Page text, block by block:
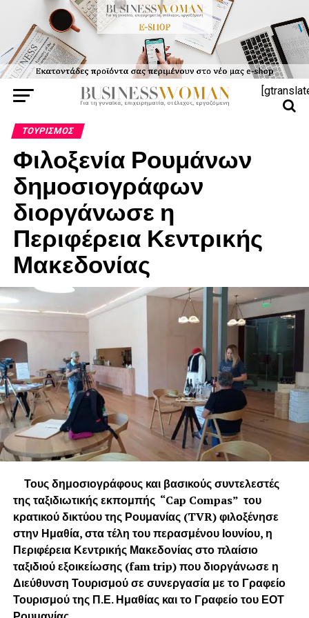
ΤΟΥΡΙΣΜΌΣ
Φιλοξενία Ρουμάνων
δημοσιογράφων
διοργάνωσε η
Περιφέρεια Κεντρικής
Μακεδονίας
Τους δημοσιογράφους και βασικούς συντελεστές
της ταξιδιωτικής εκπομπής “Cap Compas” του
κρατικού δικτύου της Ρουμανίας (TVR) φιλοξένησε
στην Ημαθία, στα τέλη του περασμένου Ιουνίου, η
Περιφέρεια Κεντρικής Μακεδονίας στο πλαίσιο
ταξιδιού εξοικείωσης (fam trip) που διοργάνωσε η
Διεύθυνση Τουρισμού σε συνεργασία με το Γραφείο
Τουρισμού της Π.Ε. Ημαθίας και το Γραφείο του ΕΟΤ